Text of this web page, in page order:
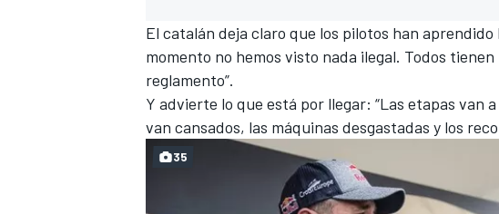
El catalán deja claro que los pilotos han
momento no hemos visto nada ilegal. Todos
reglamento”.
Y advierte lo que está por llegar: “Las etapas van
van cansados, las máquinas desgastadas y los
35